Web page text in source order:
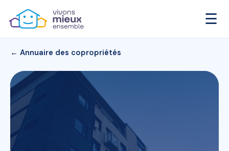
☰
← Annuaire des copropriétés